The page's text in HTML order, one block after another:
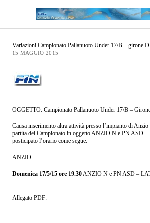
Variazioni Campionato Pallanuoto Under 17/B – girone D
15 MAGGIO 2015
OGGETTO: Campionato Pallanuoto Under 17/B –
Causa inserimento altra attività presso l’impianto di
partita del Campionato in oggetto ANZIO N e PN ASD
posticipato l’orario come segue:
ANZIO
Domenica 17/5/15 ore 19.30ANZIO N e PN ASD –
Allegato PDF: